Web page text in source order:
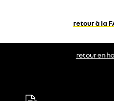
retour à la
retour en